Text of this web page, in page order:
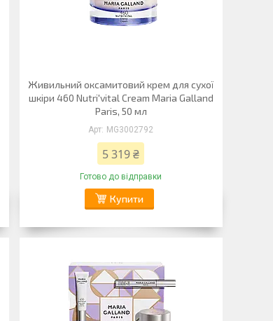
Живильний оксамитовий крем для сухої
шкіри 460 Nutri'vital Cream Maria Galland
Paris, 50 мл
MG3002792
5 319 ₴
Готово до відправки
Купити